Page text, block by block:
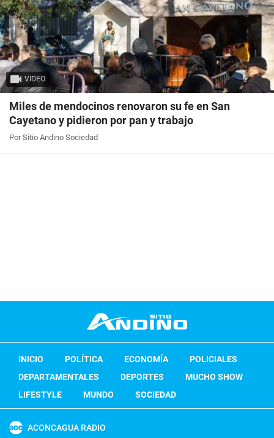
VIDEO
Miles de mendocinos renovaron su fe en San
Cayetano y pidieron por pan y trabajo
Por Sitio Andino Sociedad
INICIO POLÍTICA ECONOMÍA
POLICIALES
DEPARTAMENTALES
DEPORTES
MUCHO SHOW
LIFESTYLE
MUNDO SOCIEDAD
ACONCAGUA RADIO